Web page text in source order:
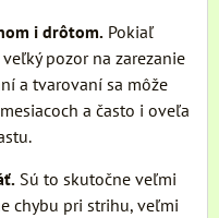
i drôtom. Pokiaľ
pozor na zarezanie
a tvarovaní sa môže
a často i oveľa
Sú to skutočne veľmi
chybu pri strihu, veľmi